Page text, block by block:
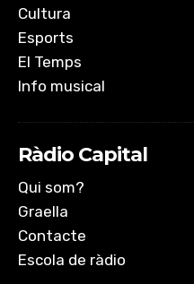
Cultura
Esports
El Temps
Info musical
Ràdio Capital
Qui som?
Graella
Contacte
Escola de ràdio